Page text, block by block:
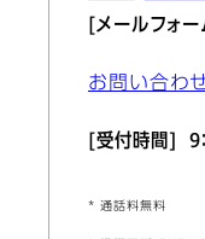
[メールフォー
お問い合わ
[受付時間] 9
* 通話料無料